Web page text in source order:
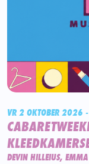
VR 2 OKTOBER
DEVIN HILLEIUS,